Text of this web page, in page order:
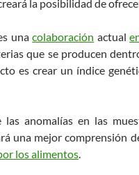
la posibilidad de
unacolaboración actual
que se producen
es crear un índice
anomalías en las
una mejor comprensión
los alimentos.